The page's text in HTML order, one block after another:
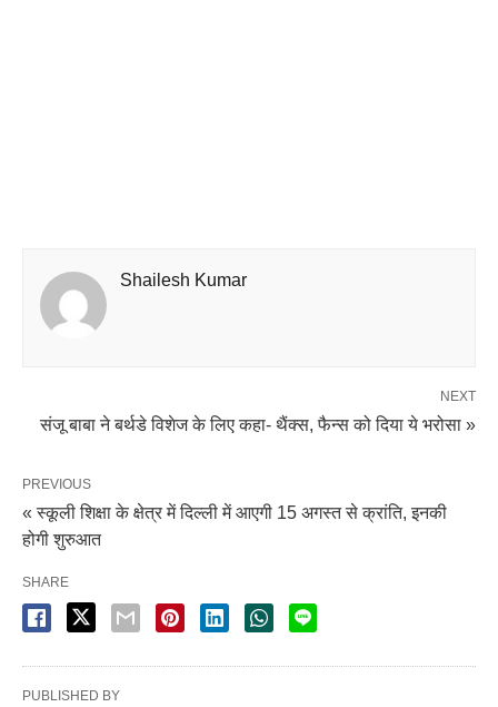
Shailesh Kumar
NEXT
संजू बाबा ने बर्थडे विशेज के लिए कहा- थैंक्स, फैन्स को दिया ये भरोसा »
PREVIOUS
« स्कूली शिक्षा के क्षेत्र में दिल्ली में आएगी 15 अगस्त से क्रांति, इनकी
होगी शुरुआत
SHARE
PUBLISHED BY